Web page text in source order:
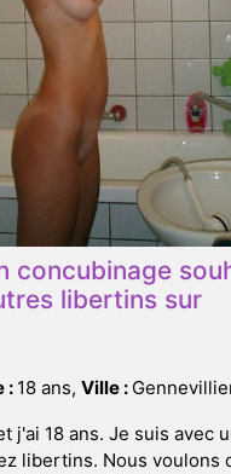
concubinage
libertins sur
: 18 ans, Ville :
j'ai 18 ans. Je suis avec
libertins. Nous voulons